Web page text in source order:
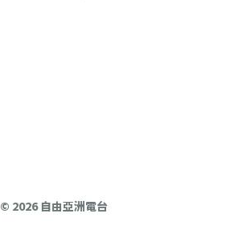
© 2026 自由亞洲電台